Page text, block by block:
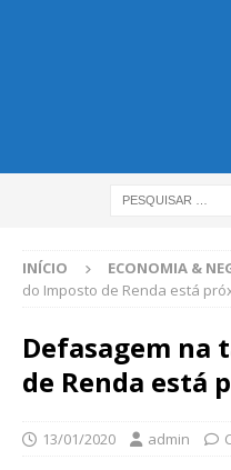
INÍCIO ECONOMIA &
do Imposto de Renda está
Defasagem na
de Renda está
13/01/2020 admin